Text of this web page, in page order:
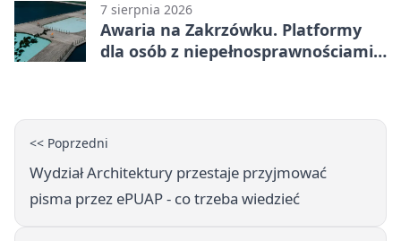
7 sierpnia 2026
Awaria na Zakrzówku. Platformy
dla osób z niepełnosprawnościami
<< Poprzedni
Wydział Architektury przestaje przyjmować
pisma przez ePUAP - co trzeba wiedzieć